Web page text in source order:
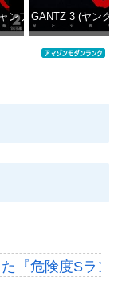
ンプコミックス
GANTZ 3 (ヤング
『危険度Sラ